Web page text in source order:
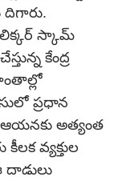
దిగారు.
లిక్కర్ స్కామ్
కేంద్ర
ప్రధాన
అత్యంత
వ్యక్తుల
దాడులు